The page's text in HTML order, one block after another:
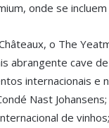
onde se
o The
abrangente cave
internacionais e
Nast
de